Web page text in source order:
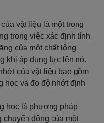
vật liệu là một trong
trong việc xác định tính
của một chất lỏng
khi áp dụng lực lên nó.
của vật liệu bao gồm
học và đo độ nhớt định
học là phương pháp
động của một